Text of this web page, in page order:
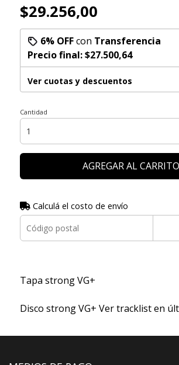
$29.256,00
6% OFFcon Transferencia
Precio final:$27.500,64
Ver cuotas y descuentos
Cantidad
AGREGAR AL CARRITO
Calculá el costo de envío
Tapa strong VG+
Disco strong VG+ Ver tracklist en